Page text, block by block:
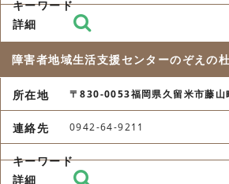
障害者地域生活支援センターのぞえの杜
〒830-0053福岡県久留米市藤
0942-64-9211